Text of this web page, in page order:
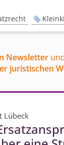
Newsletter
juristischen
Lübeck